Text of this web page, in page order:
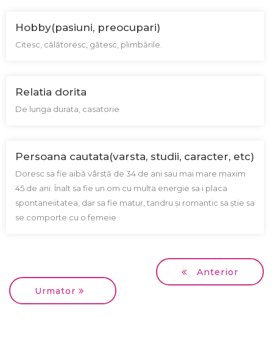
Hobby(pasiuni, preocupari)
Citesc, călătoresc, gătesc, plimbările.
Relatia dorita
De lunga durata, casatorie
Persoana cautata(varsta, studii, caracter, etc)
Doresc sa fie aibă vârstă de 34 de ani sau mai mare maxim
45 de ani. Înalt sa fie un om cu multa energie sa i placa
spontaneiitatea, dar sa fie matur, tandru și romantic sa știe sa
se comporte cu o femeie.
Anterior
Urmator